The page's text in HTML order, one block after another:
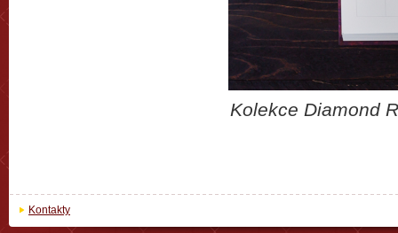
Kolekce Diamond
Kontakty